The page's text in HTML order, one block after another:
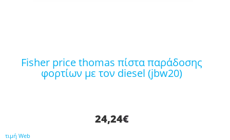
fisher price thomas πίστα παράδοσης
φορτίων με τον diesel (jbw20)
24,24€
τιμή Web